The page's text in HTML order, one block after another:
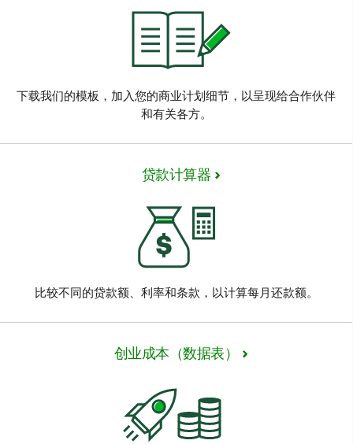
下载我们的模板，加入您的商业计划细节，以呈现给合作伙伴
和有关各方。
贷款计算器
比较不同的贷款额、利率和条款，以计算每月还款额。
创业成本（数据表）